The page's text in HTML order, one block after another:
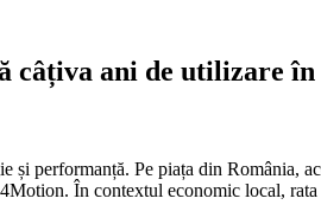
câțiva ani de utilizare
performanță. Pe piața din România,
În contextul economic local,